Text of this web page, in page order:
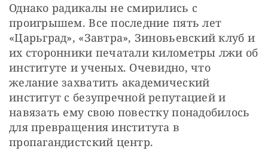
Однако радикалы не смирились с
проигрышем. Все последние пять лет
«Царьград», «Завтра», Зиновьевский клуб и
их сторонники печатали километры лжи об
институте и ученых. Очевидно, что
желание захватить академический
институт с безупречной репутацией и
навязать ему свою повестку понадобилось
для превращения института в
пропагандистский центр.